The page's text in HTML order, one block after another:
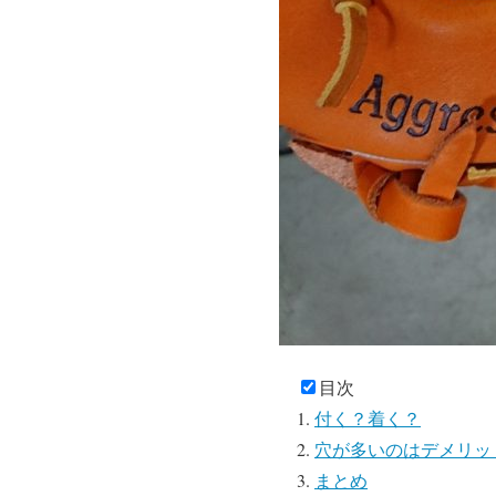
目次
付く？着く？
穴が多いのはデメリ
まとめ